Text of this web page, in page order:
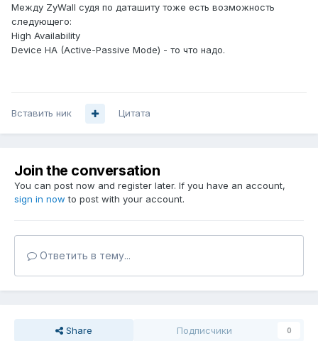
Между ZyWall судя по даташиту тоже есть возможность
следующего:
High Availability
Device HA (Active-Passive Mode) - то что надо.
Вставить ник Цитата
Join the conversation
You can post now and register later. If you have an account,
sign in now to post with your account.
Ответить в тему...
Share Подписчики 0